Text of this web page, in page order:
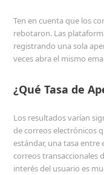
Ten en cuenta que los
rebotaron. Las
registrando una sola
veces abra el mismo
¿Qué Tasa de
Los resultados varían
de correos electrónicos
estándar, una tasa entre
correos transaccionales
interés del usuario es